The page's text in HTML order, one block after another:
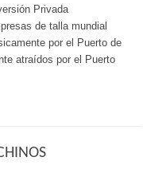
Privada
de talla mundial
por el Puerto de
atraídos por el Puerto